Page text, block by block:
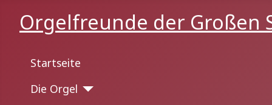
Orgelfreunde der Großen
Startseite
Die Orgel